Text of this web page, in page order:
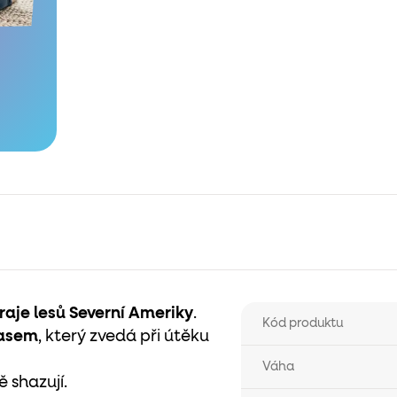
lesů Severní Ameriky.
, který zvedá při útěku
shazují.
Kód produktu
Váha